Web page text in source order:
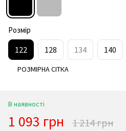
Розмір
122 128 134 140
РОЗМІРНА СІТКА
В наявності
1 093 грн 1 214 грн